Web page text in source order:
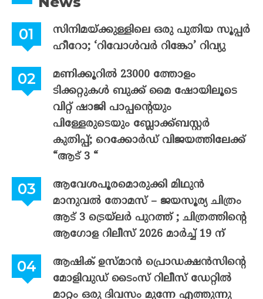
സിനിമയ്ക്കുള്ളിലെ ഒരു പുതിയ സൂപ്പർ
ഹീറോ; ‘റിവോൾവർ റിങ്കോ’ റിവ്യു
മണിക്കൂറിൽ 23000 ത്തോളം
ടിക്കറ്റുകൾ ബുക്ക് മൈ ഷോയിലൂടെ
വിറ്റ് ഷാജി പാപ്പന്റെയും
പിള്ളേരുടെയും ബ്ലോക്ക്ബസ്റ്റർ
കുതിപ്പ്; റെക്കോർഡ് വിജയത്തിലേക്ക്
“ആട് 3 “
ആവേശപൂരമൊരുക്കി മിഥുൻ
മാനുവൽ തോമസ് – ജയസൂര്യ ചിത്രം
ആട് 3 ട്രെയ്‌ലർ പുറത്ത് ; ചിത്രത്തിന്റെ
ആഗോള റിലീസ് 2026 മാർച്ച് 19 ന്
ആഷിക് ഉസ്മാൻ പ്രൊഡക്ഷൻസിന്റെ
മോളിവുഡ് ടൈംസ് റിലീസ് ഡേറ്റിൽ
മാറ്റം ഒരു ദിവസം മുന്നേ എത്തുന്നു